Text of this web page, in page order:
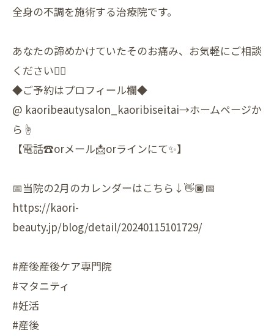
全身の不調を施術する治療院です。
あなたの諦めかけていたそのお痛み、お気軽にご相談
ください🙇‍♀️
◆ご予約はプロフィール欄◆
@ kaoribeautysalon_kaoribiseitai→ホームページか
ら☝️️
【電話☎️︎orメール📩orラインにて✨】
📅当院の2月のカレンダーはこちら↓👋🏿📅
https://kaori-
beauty.jp/blog/detail/20240115101729/
#産後産後ケア専門院
#マタニティ
#妊活
#産後